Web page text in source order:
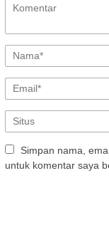
Simpan nama,
untuk komentar saya